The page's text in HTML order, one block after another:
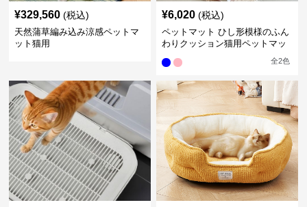
¥329,560 (税込)
天然蒲草編み込み涼感ペットマ
ット猫用
¥6,020 (税込)
ペットマット ひし形模様のふん
わりクッション猫用ペットマッ
全2色